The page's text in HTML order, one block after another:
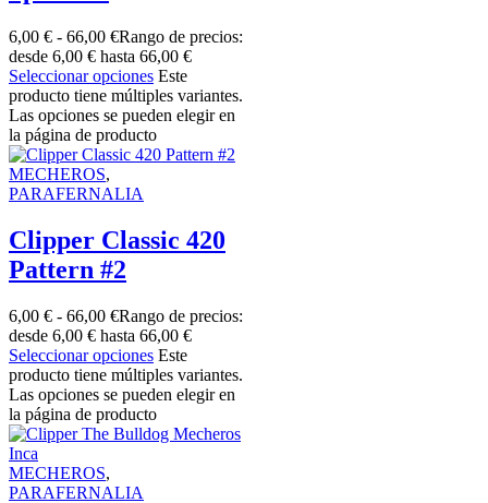
6,00 € - 66,00 €Rango de precios:
desde 6,00 € hasta 66,00 €
Seleccionar opciones Este
producto tiene múltiples variantes.
Las opciones se pueden elegir en
la página de producto
MECHEROS,
PARAFERNALIA
Clipper Classic 420
Pattern #2
6,00 € - 66,00 €Rango de precios:
desde 6,00 € hasta 66,00 €
Seleccionar opciones Este
producto tiene múltiples variantes.
Las opciones se pueden elegir en
la página de producto
MECHEROS,
PARAFERNALIA